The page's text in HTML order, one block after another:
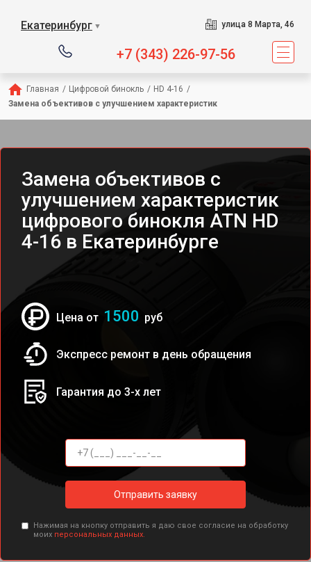
Екатеринбург ▼ улица 8 Марта, 46
+7 (343) 226-97-56
Главная / Цифровой бинокль / HD 4-16 /
Замена объективов с улучшением характеристик
Замена объективов с
улучшением характеристик
цифрового бинокля ATN HD
4-16 в Екатеринбурге
Цена от 1500 руб
Экспресс ремонт в день обращения
Гарантия до 3-х лет
Отправить заявку
Нажимая на кнопку отправить я даю свое согласие на обработку
моих персональных данных.